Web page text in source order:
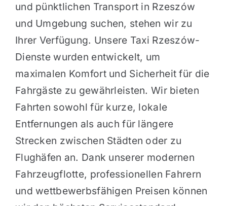
und pünktlichen Transport in Rzeszów
und Umgebung suchen, stehen wir zu
Ihrer Verfügung. Unsere Taxi Rzeszów-
Dienste wurden entwickelt, um
maximalen Komfort und Sicherheit für die
Fahrgäste zu gewährleisten. Wir bieten
Fahrten sowohl für kurze, lokale
Entfernungen als auch für längere
Strecken zwischen Städten oder zu
Flughäfen an. Dank unserer modernen
Fahrzeugflotte, professionellen Fahrern
und wettbewerbsfähigen Preisen können